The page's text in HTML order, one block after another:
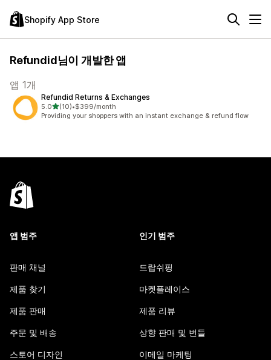
Shopify App Store
Refundid님이 개발한 앱
앱 1개
Refundid Returns & Exchanges
5.0별 5개 중
(10)
총 리뷰 10개
•$399/month
Providing your shoppers with an instant exchange & refund flow
앱 범주
판매 채널
제품 찾기
제품 판매
주문 및 배송
스토어 디자인
인기 범주
드랍쉬핑
마켓플레이스
제품 리뷰
상향 판매 및 번들
이메일 마케팅